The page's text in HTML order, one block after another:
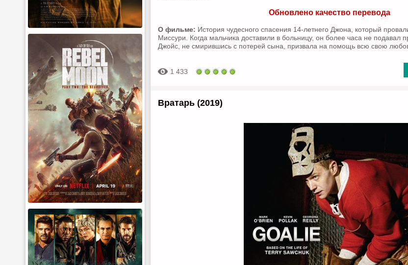
Обновлено качество перевода
О фильме: История чудесного спасения 14-летнего Джона, который
Миссури. Когда мальчика доставили в больницу, он более часа не подавал
Джойс, не смирившись с потерей сына, призвала на помощь всю свою
1 433
Вратарь (2019)